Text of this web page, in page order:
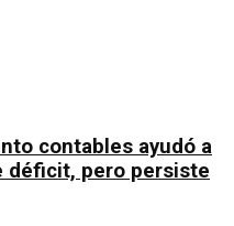
contables ayudó a
déficit, pero persiste